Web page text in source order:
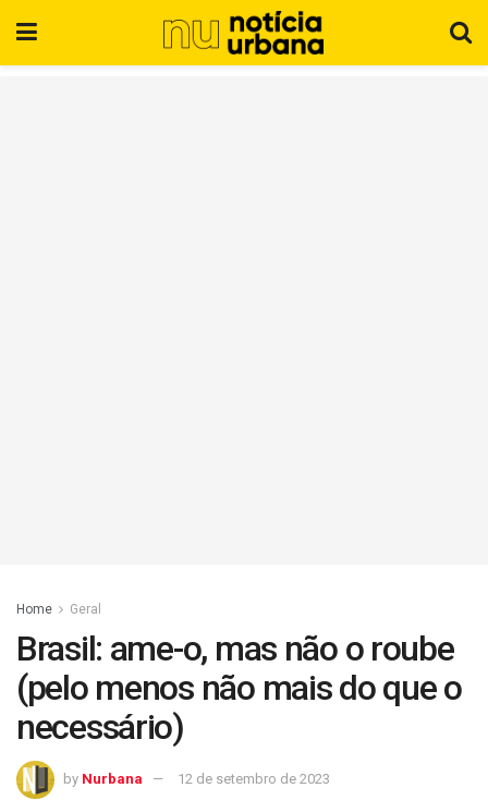
Home Geral
Brasil: ame-o, mas não o roube
(pelo menos não mais do que o
necessário)
by Nurbana 12 de setembro de 2023